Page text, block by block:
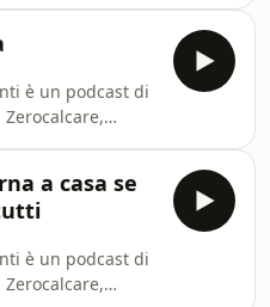
venticinque
da
di
di Jonathan
è un podcast di
di
di Jonathan
cosa pensi
Scrivici a
E se ascolti
a casa se
è un podcast di